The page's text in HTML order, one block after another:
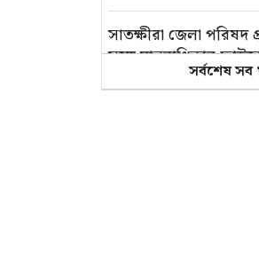
সাতক্ষীরা জেলা পরিষদ
সঙ্গে মানবাধিকার
সৌজন্য সাক্ষাৎ
৫
সর্বশেষ সব